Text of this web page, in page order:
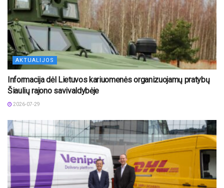
AKTUALIJOS
Informacija dėl Lietuvos kariuomenės organizuojamų pratybų
Šiaulių rajono savivaldybėje
2026-07-29